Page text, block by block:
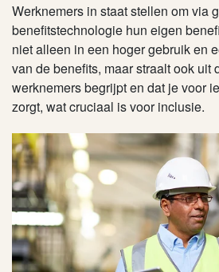
Werknemers in staat stellen om via
benefitstechnologie hun eigen
niet alleen in een hoger gebruik en
van de benefits, maar straalt ook uit
werknemers begrijpt en dat je voor
zorgt, wat cruciaal is voor inclusie.